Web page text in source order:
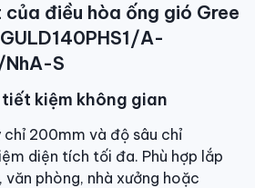
43kg
(Ngang x cao x sâu)
69kg
50Hz
điều hòa ống gió Gree
A-
S
kiệm không gian
200mm và độ sâu chỉ
diện tích tối đa. Phù hợp lắp
phòng, nhà xưởng hoặc